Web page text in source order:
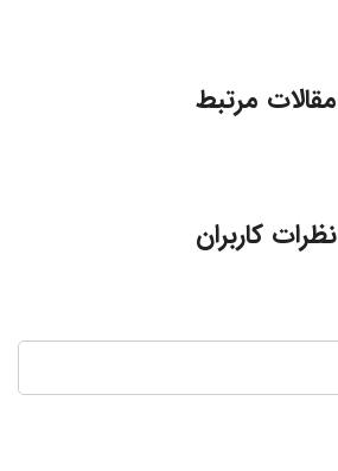
مقالات مرتبط
نظرات کاربران